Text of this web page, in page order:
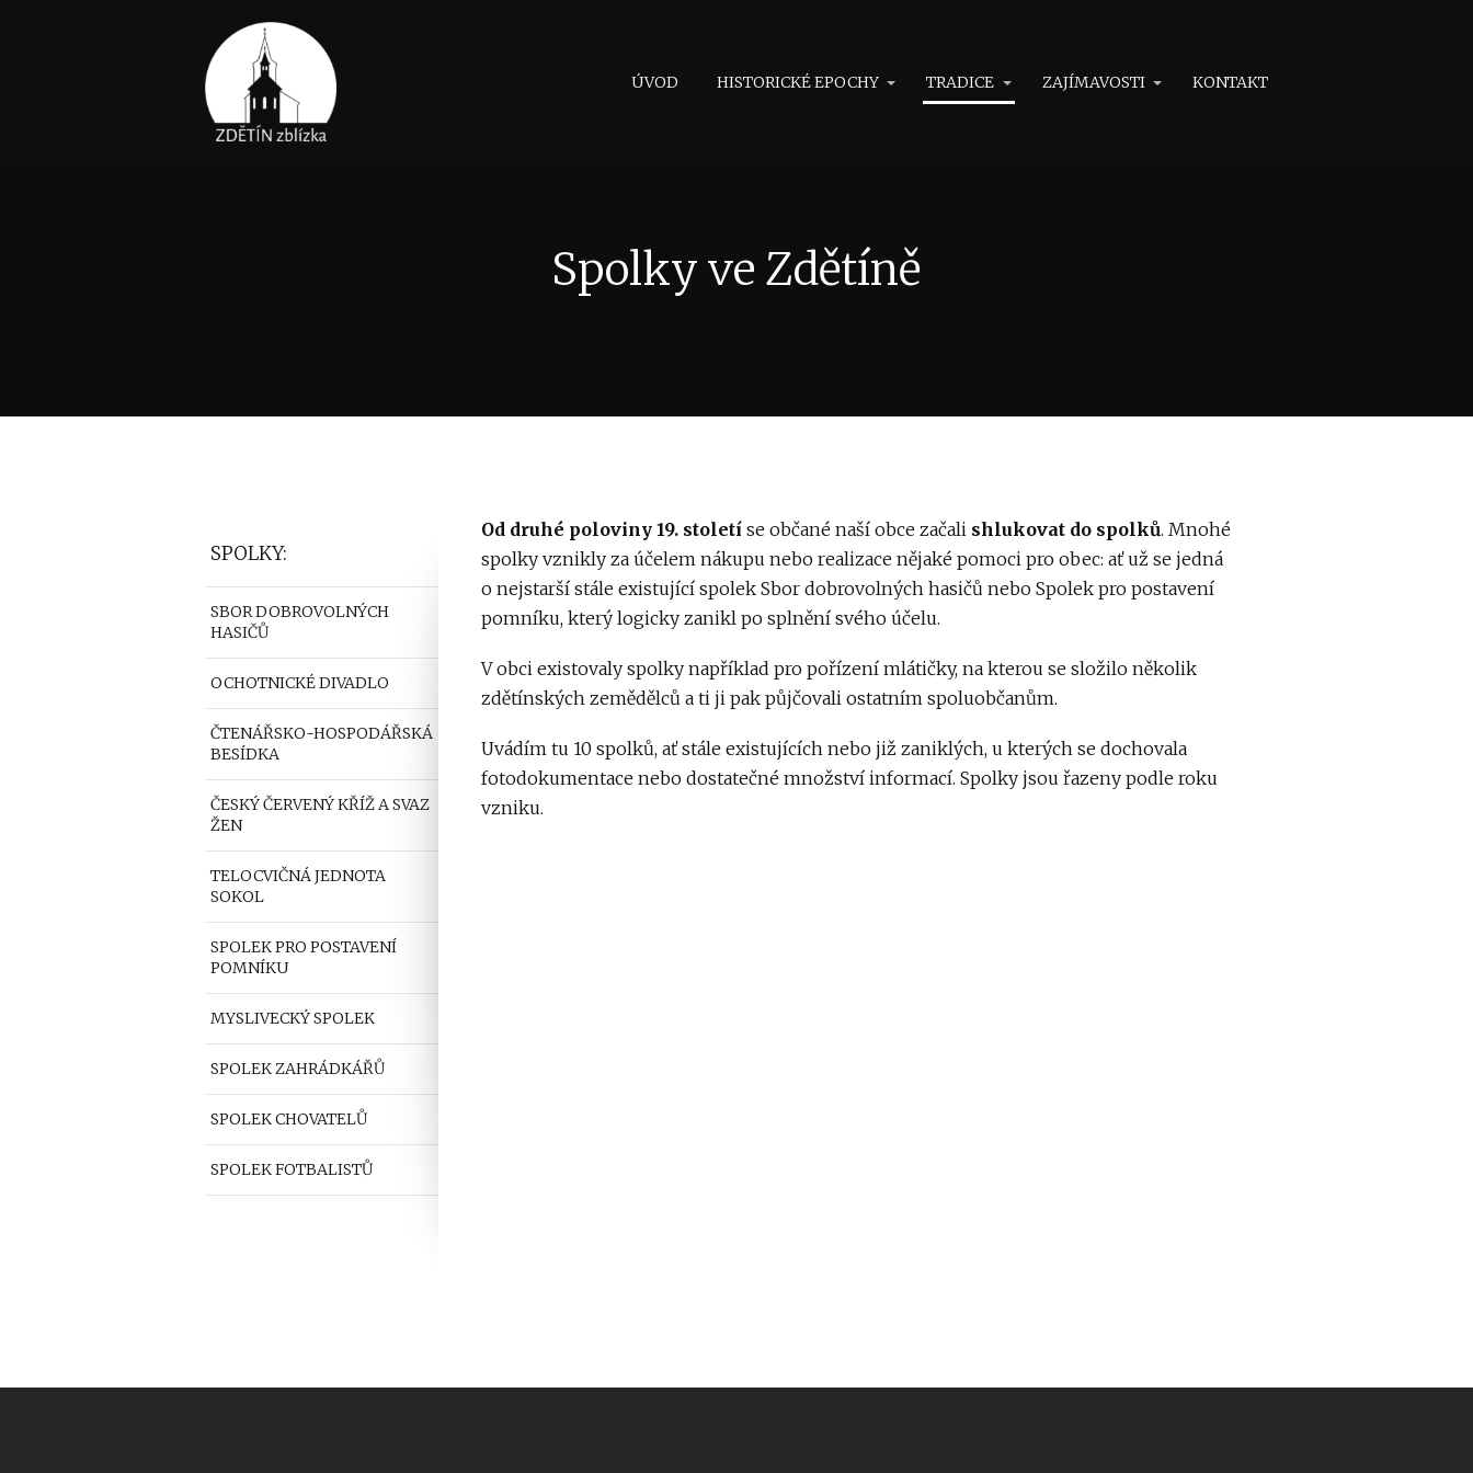
ÚVOD HISTORICKÉ EPOCHY TRADICE ZAJÍMAVOSTI KONTAKT
Spolky ve Zdětíně
SPOLKY:
SBOR DOBROVOLNÝCH
HASIČŮ
OCHOTNICKÉ DIVADLO
ČTENÁŘSKO-HOSPODÁŘSKÁ
BESÍDKA
ČESKÝ ČERVENÝ KŘÍŽ A SVAZ
ŽEN
TELOCVIČNÁ JEDNOTA
SOKOL
SPOLEK PRO POSTAVENÍ
POMNÍKU
MYSLIVECKÝ SPOLEK
SPOLEK ZAHRÁDKÁŘŮ
SPOLEK CHOVATELŮ
SPOLEK FOTBALISTŮ
Od druhé poloviny 19. století se občané naší obce začali shlukovat do spolků. Mnohé
spolky vznikly za účelem nákupu nebo realizace nějaké pomoci pro obec: ať už se jedná
o nejstarší stále existující spolek Sbor dobrovolných hasičů nebo Spolek pro postavení
pomníku, který logicky zanikl po splnění svého účelu.
V obci existovaly spolky například pro pořízení mlátičky, na kterou se složilo několik
zdětínských zemědělců a ti ji pak půjčovali ostatním spoluobčanům.
Uvádím tu 10 spolků, ať stále existujících nebo již zaniklých, u kterých se dochovala
fotodokumentace nebo dostatečné množství informací. Spolky jsou řazeny podle roku
vzniku.